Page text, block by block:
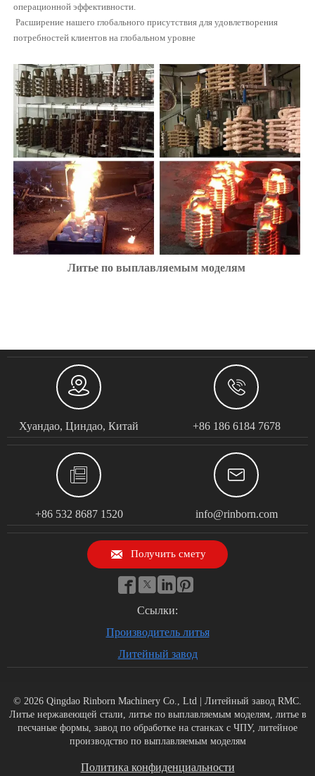
операционной эффективности.
Расширение нашего глобального присутствия для удовлетворения
потребностей клиентов на глобальном уровне
Литье по выплавляемым моделям

Хуандао, Циндао, Китай

+86 186 6184 7678

+86 532 8687 1520

info@rinborn.com
 Получить смету
   
Ссылки:
Производитель литья
Литейный завод
© 2026 Qingdao Rinborn Machinery Co., Ltd | Литейный завод RMC.
Литье нержавеющей стали, литье по выплавляемым моделям, литье в
песчаные формы, завод по обработке на станках с ЧПУ, литейное
производство по выплавляемым моделям
Политика конфиденциальности